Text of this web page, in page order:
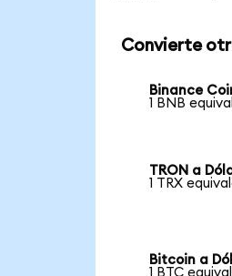
Convierte
Binance
1 BNB
TRON a
1 TRX
Bitcoin a
1 BTC